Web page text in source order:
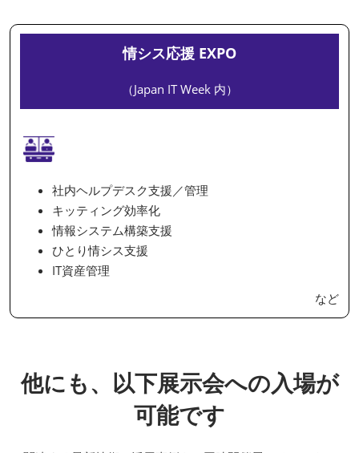
情シス応援 EXPO
（Japan IT Week 内）
社内ヘルプデスク支援／管理
キッティング効率化
情報システム構築支援
ひとり情シス支援
IT資産管理
など
他にも、以下展示会への入場が
可能です